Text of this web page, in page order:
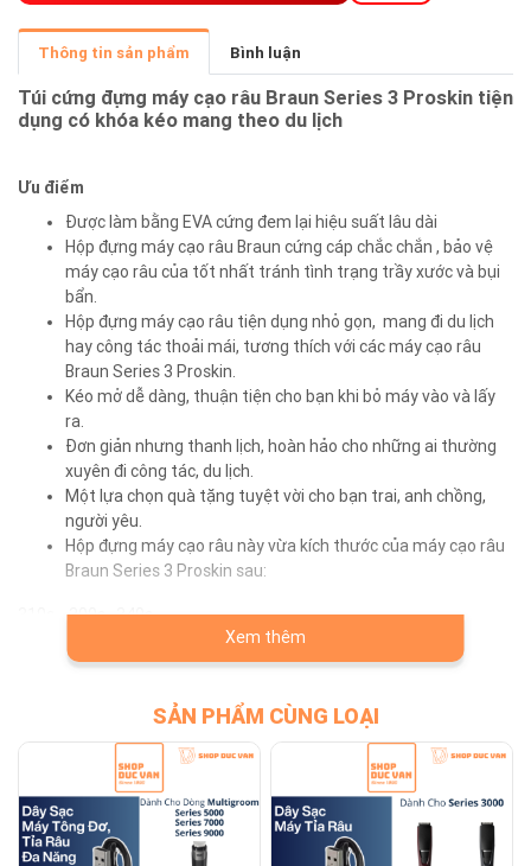
Thông tin sản phẩm Bình luận
Túi cứng đựng máy cạo râu Braun Series 3 Proskin tiện
dụng có khóa kéo mang theo du lịch
Ưu điểm
Được làm bằng EVA cứng đem lại hiệu suất lâu dài
Hộp đựng máy cạo râu Braun cứng cáp chắc chắn , bảo vệ
máy cạo râu của tốt nhất tránh tình trạng trầy xước và bụi
bẩn.
Hộp đựng máy cạo râu tiện dụng nhỏ gọn, mang đi du lịch
hay công tác thoải mái, tương thích với các máy cạo râu
Braun Series 3 Proskin.
Kéo mở dễ dàng, thuận tiện cho bạn khi bỏ máy vào và lấy
ra.
Đơn giản nhưng thanh lịch, hoàn hảo cho những ai thường
xuyên đi công tác, du lịch.
Một lựa chọn quà tặng tuyệt vời cho bạn trai, anh chồng,
người yêu.
Hộp đựng máy cạo râu này vừa kích thước của máy cạo râu
Braun Series 3 Proskin sau:
310s , 300s , 340s
3080s , 3040s , 3010s , 3010BT , 3090cc , 3070cc , 3050cc , 3020s ,
Lưu ý : Cho phép sai lệch 0.5cm-2cm do được đo thủ công
⚠️ SHOP CHỈ BÁN SẢN PHẨM CHẤT LƯỢNG, BÁN ĐÚNG NHƯ MÔ TẢ
Xem thêm
SẢN PHẨM CÙNG LOẠI